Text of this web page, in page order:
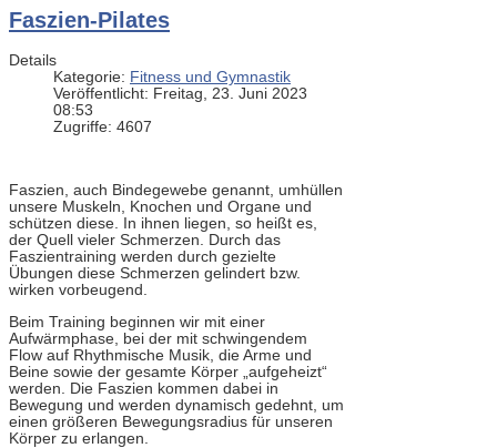
Faszien-Pilates
Details
Kategorie: Fitness und Gymnastik
Veröffentlicht: Freitag, 23. Juni 2023
08:53
Zugriffe: 4607
Faszien, auch Bindegewebe genannt, umhüllen
unsere Muskeln, Knochen und Organe und
schützen diese. In ihnen liegen, so heißt es,
der Quell vieler Schmerzen. Durch das
Faszientraining werden durch gezielte
Übungen diese Schmerzen gelindert bzw.
wirken vorbeugend.
Beim Training beginnen wir mit einer
Aufwärmphase, bei der mit schwingendem
Flow auf Rhythmische Musik, die Arme und
Beine sowie der gesamte Körper „aufgeheizt“
werden. Die Faszien kommen dabei in
Bewegung und werden dynamisch gedehnt, um
einen größeren Bewegungsradius für unseren
Körper zu erlangen.